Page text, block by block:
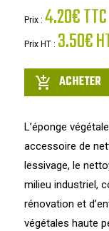
Prix : 4.20€ TTC
Prix HT : 3.50€
add_shopping_cart ACHETER
L’éponge
accessoire de
lessivage, le
milieu industriel,
rénovation et
végétales haute